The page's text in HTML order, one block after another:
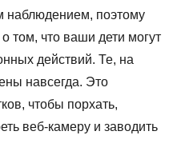
наблюдением, поэтому
том, что ваши дети могут
действий. Те, на
навсегда. Это
чтобы порхать,
веб-камеру и заводить